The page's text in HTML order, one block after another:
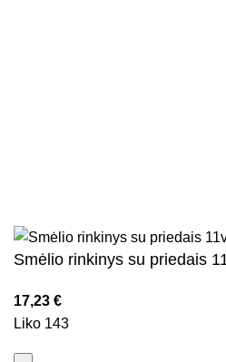
Smėlio rinkinys su priedais
17,23 €
Liko 143